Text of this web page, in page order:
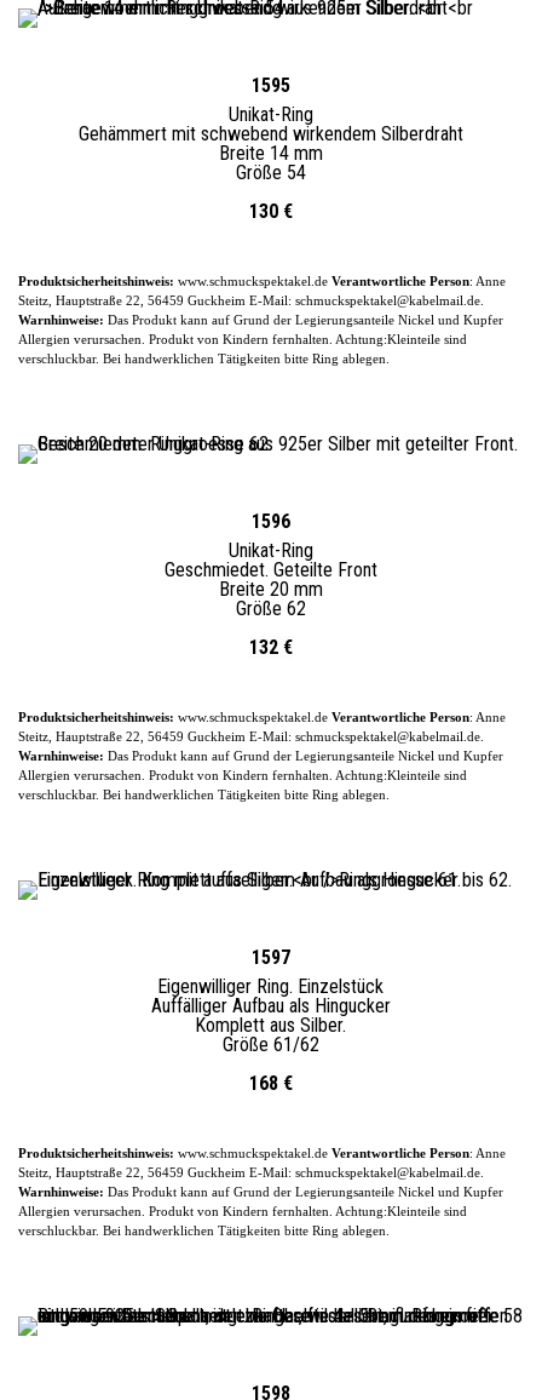
1595
Unikat-Ring
Gehämmert mit schwebend wirkendem Silberdraht
Breite 14 mm
Größe 54
130 €
Produktsicherheitshinweis: www.schmuckspektakel.de Verantwortliche Person: Anne
Steitz, Hauptstraße 22, 56459 Guckheim E-Mail: schmuckspektakel@kabelmail.de.
Warnhinweise: Das Produkt kann auf Grund der Legierungsanteile Nickel und Kupfer
Allergien verursachen. Produkt von Kindern fernhalten. Achtung:Kleinteile sind
verschluckbar. Bei handwerklichen Tätigkeiten bitte Ring ablegen.
1596
Unikat-Ring
Geschmiedet. Geteilte Front
Breite 20 mm
Größe 62
132 €
Produktsicherheitshinweis: www.schmuckspektakel.de Verantwortliche Person: Anne
Steitz, Hauptstraße 22, 56459 Guckheim E-Mail: schmuckspektakel@kabelmail.de.
Warnhinweise: Das Produkt kann auf Grund der Legierungsanteile Nickel und Kupfer
Allergien verursachen. Produkt von Kindern fernhalten. Achtung:Kleinteile sind
verschluckbar. Bei handwerklichen Tätigkeiten bitte Ring ablegen.
1597
Eigenwilliger Ring. Einzelstück
Auffälliger Aufbau als Hingucker
Komplett aus Silber.
Größe 61/62
168 €
Produktsicherheitshinweis: www.schmuckspektakel.de Verantwortliche Person: Anne
Steitz, Hauptstraße 22, 56459 Guckheim E-Mail: schmuckspektakel@kabelmail.de.
Warnhinweise: Das Produkt kann auf Grund der Legierungsanteile Nickel und Kupfer
Allergien verursachen. Produkt von Kindern fernhalten. Achtung:Kleinteile sind
verschluckbar. Bei handwerklichen Tätigkeiten bitte Ring ablegen.
1598